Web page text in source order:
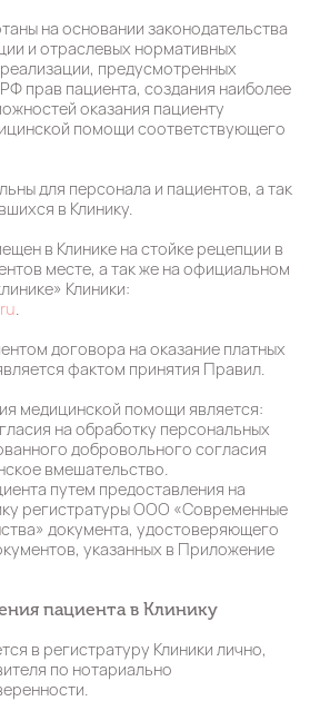
на основании законодательства
и отраслевых нормативных
предусмотренных
прав пациента, создания наиболее
оказания пациенту
помощи соответствующего
для персонала и пациентов, а так
в Клинику.
в Клинике на стойке рецепции в
месте, а так же на официальном
Клиники:
.
договора на оказание платных
фактом принятия Правил.
медицинской помощи является:
на обработку персональных
добровольного согласия
вмешательство.
путем предоставления на
регистратуры ООО «Современные
документа, удостоверяющего
указанных в Приложение
пациента в Клинику
в регистратуру Клиники лично,
по нотариально